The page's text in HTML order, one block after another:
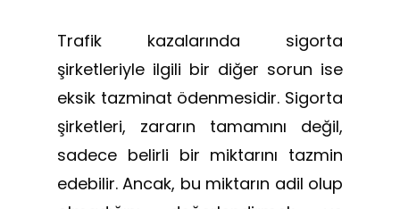
Trafik kazalarında sigorta
şirketleriyle ilgili bir diğer sorun ise
eksik tazminat ödenmesidir. Sigorta
şirketleri, zararın tamamını değil,
sadece belirli bir miktarını tazmin
edebilir. Ancak, bu miktarın adil olup